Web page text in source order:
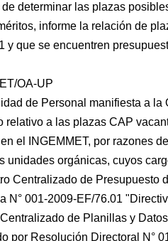
determinar las plazas
informe la relación de
y que se encuentren
OA-UP
de Personal manifiesta a la
relativo a las plazas CAP
el INGEMMET, por razones
unidades orgánicas, cuyos
Centralizado de Presupuesto
N° 001-2009-EF/76.01
de Planillas y
por Resolución Directoral N°